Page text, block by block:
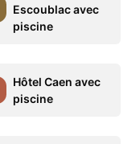
Escoublac avec
piscine
Hôtel Caen avec
piscine